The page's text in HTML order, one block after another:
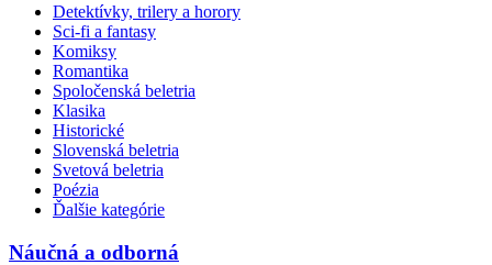
Detektívky, trilery a horory
Sci-fi a fantasy
Komiksy
Romantika
Spoločenská beletria
Klasika
Historické
Slovenská beletria
Svetová beletria
Poézia
Ďalšie kategórie
Náučná a odborná